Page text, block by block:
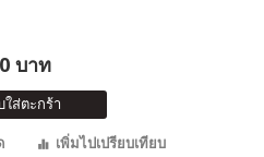
บาท
ส่ตะกร้า
เพิ่มไปเปรียบเทียบ